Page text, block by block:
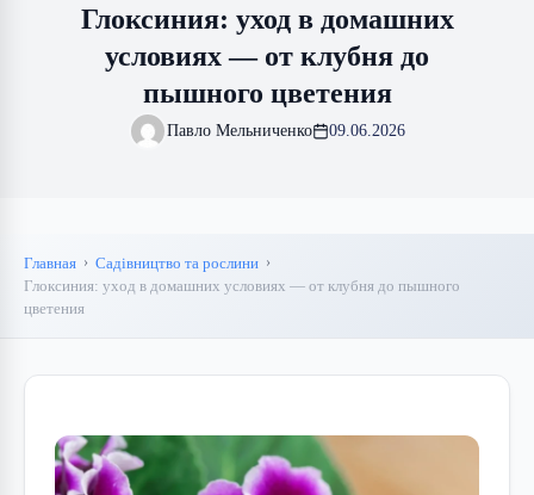
Глоксиния: уход в домашних
условиях — от клубня до
пышного цветения
Павло Мельниченко 09.06.2026
Главная
Садівництво та рослини
Глоксиния: уход в домашних условиях — от клубня до пышного
цветения